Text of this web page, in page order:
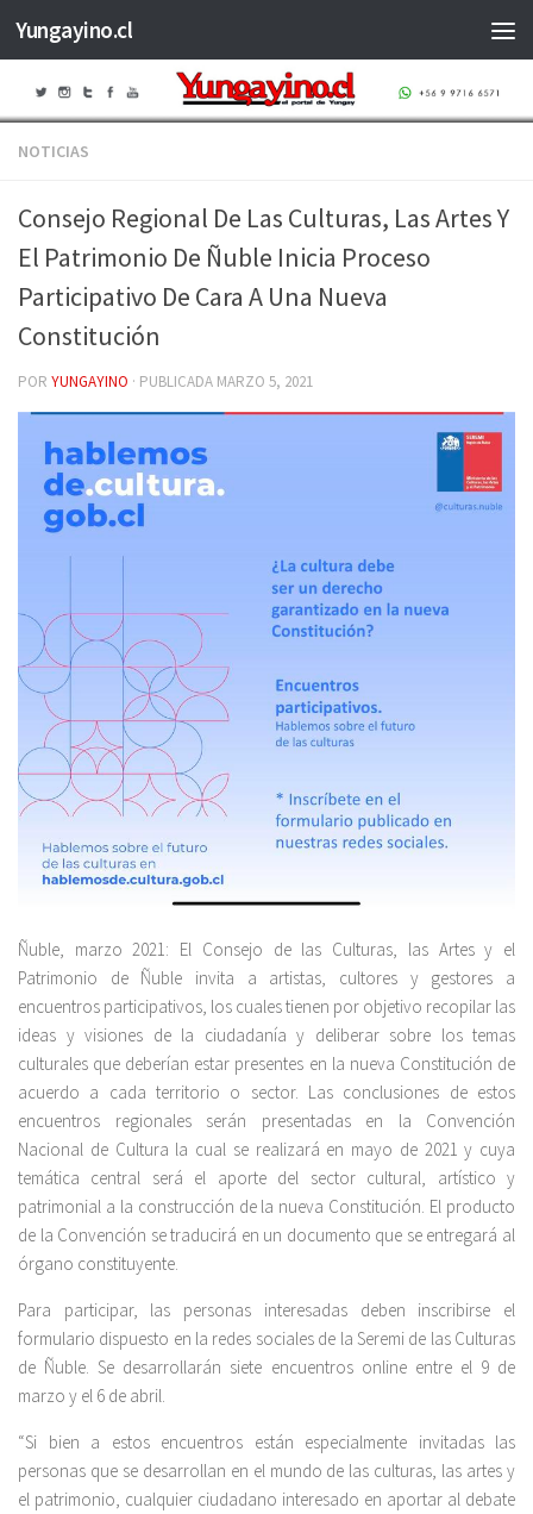
Saltar al contenido
Yungayino.cl
NOTICIAS
Consejo Regional De Las Culturas, Las Artes Y
El Patrimonio De Ñuble Inicia Proceso
Participativo De Cara A Una Nueva
Constitución
POR YUNGAYINO · PUBLICADA MARZO 5, 2021
Ñuble, marzo 2021: El Consejo de las Culturas, las Artes y el
Patrimonio de Ñuble invita a artistas, cultores y gestores a
encuentros participativos, los cuales tienen por objetivo recopilar las
ideas y visiones de la ciudadanía y deliberar sobre los temas
culturales que deberían estar presentes en la nueva Constitución de
acuerdo a cada territorio o sector. Las conclusiones de estos
encuentros regionales serán presentadas en la Convención
Nacional de Cultura la cual se realizará en mayo de 2021 y cuya
temática central será el aporte del sector cultural, artístico y
patrimonial a la construcción de la nueva Constitución. El producto
de la Convención se traducirá en un documento que se entregará al
órgano constituyente.
Para participar, las personas interesadas deben inscribirse el
formulario dispuesto en la redes sociales de la Seremi de las Culturas
de Ñuble. Se desarrollarán siete encuentros online entre el 9 de
marzo y el 6 de abril.
“Si bien a estos encuentros están especialmente invitadas las
personas que se desarrollan en el mundo de las culturas, las artes y
el patrimonio, cualquier ciudadano interesado en aportar al debate